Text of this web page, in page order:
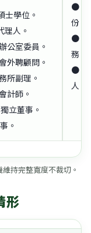
學位。
人。
公室委員。
外聘顧問。
所副理。
計師。
立董事。
。
● 本
份。
● 本
務。
● 未
人。
持完整寬度不裁切。
形